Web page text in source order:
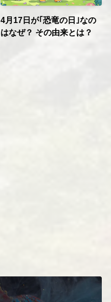
4月17日が｢恐竜の日｣なの
はなぜ？ その由来とは？